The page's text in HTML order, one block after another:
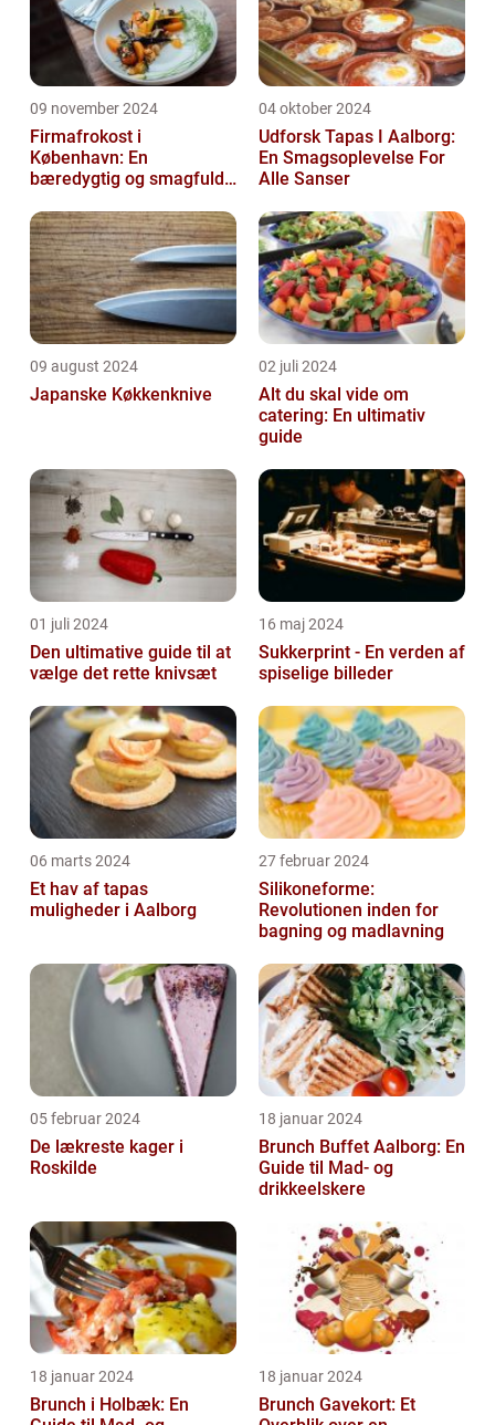
09 november 2024
Firmafrokost i
København: En
bæredygtig og smagfuld
04 oktober 2024
Udforsk Tapas I Aalborg:
En Smagsoplevelse For
Alle Sanser
09 august 2024
Japanske Køkkenknive
02 juli 2024
Alt du skal vide om
catering: En ultimativ
guide
01 juli 2024
Den ultimative guide til at
vælge det rette knivsæt
16 maj 2024
Sukkerprint - En verden af
spiselige billeder
06 marts 2024
Et hav af tapas
muligheder i Aalborg
27 februar 2024
Silikoneforme:
Revolutionen inden for
bagning og madlavning
05 februar 2024
De lækreste kager i
Roskilde
18 januar 2024
Brunch Buffet Aalborg: En
Guide til Mad- og
drikkeelskere
18 januar 2024
Brunch i Holbæk: En
18 januar 2024
Brunch Gavekort: Et